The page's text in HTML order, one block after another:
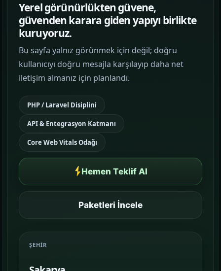
MOBIL ÜRÜN
SEO & Dijital Pazarlama
ARAMA GÖRÜNÜRLÜĞÜ
Google Reklam Yönetimi
Sosyal Medya Yönetimi
MARKA İLETIŞIMI
03 Temalar
Sektörünüze uygun hazır yapı ve demo
sahnelerini karşılaştırın.
Paketler
Kurulum, içerik ve teslim kapsamını daha net
Yerel görünürlükten güvene,
güvenden karara giden yapıyı birlikte
kuruyoruz.
Bu sayfa yalnız görünmek için değil; doğru
kullanıcıyı doğru mesajla karşılayıp daha net
iletişim almanız için planlandı.
PHP / Laravel Disiplini
API & Entegrasyon Katmanı
Core Web Vitals Odağı
Hemen Teklif Al
Paketleri İncele
ŞEHIR